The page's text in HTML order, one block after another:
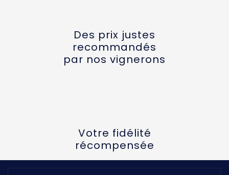
Des prix justes
recommandés
par nos vignerons
Votre fidélité
récompensée